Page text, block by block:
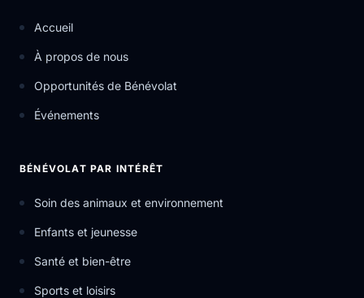
Accueil
À propos de nous
Opportunités de Bénévolat
Événements
BÉNÉVOLAT PAR INTÉRÊT
Soin des animaux et environnement
Enfants et jeunesse
Santé et bien-être
Sports et loisirs